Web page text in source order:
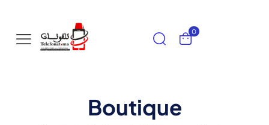
0
Boutique